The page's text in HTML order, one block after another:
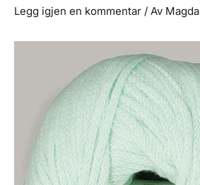
Legg igjen en kommentar / Av Magda